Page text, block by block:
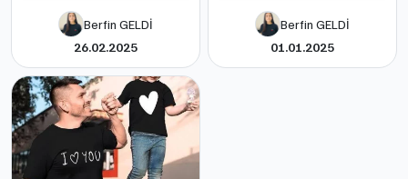
Berfin GELDİ
26.02.2025
Berfin GELDİ
01.01.2025